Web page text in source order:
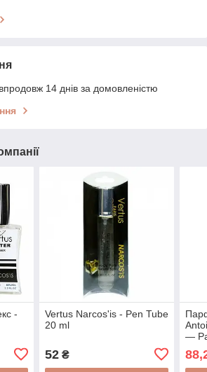
14 днів за домовленістю
-
Vertus Narcos'is - Pen Tube
20 ml
52₴
—